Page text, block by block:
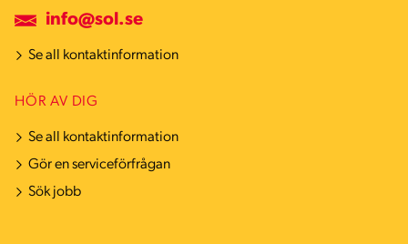
info@sol.se
Se all kontaktinformation
HÖR AV DIG
Se all kontaktinformation
Gör en serviceförfrågan
Sök jobb